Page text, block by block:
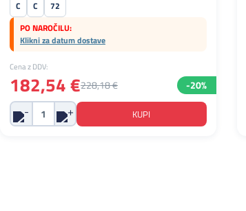
C C
72
PO NAROČILU:
Klikni za datum dostave
Cena z DDV:
182,54 €228,18 € -20%